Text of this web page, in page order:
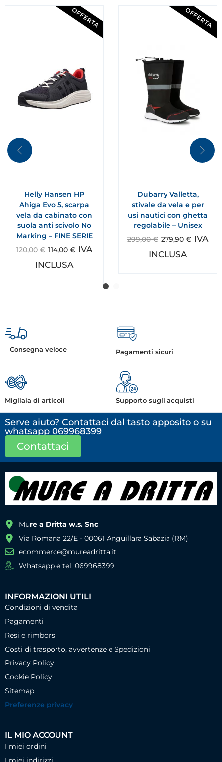
OFFERTA
Helly Hansen HP
Ahiga Evo 5, scarpa
vela da cabinato con
suola anti scivolo No
Marking – FINE SERIE
120,00€ 114,00 € IVA
INCLUSA
OFFERTA
Dubarry Valletta,
stivale da vela e per
usi nautici con ghetta
regolabile – Unisex
299,00€ 279,90 € IVA
INCLUSA
Consegna veloce Pagamenti sicuri
Migliaia di articoli Supporto sugli acquisti
Serve aiuto? Contattaci dal tasto apposito o su
whatsapp 069968399
Contattaci
Mure a Dritta w.s. Snc
Via Romana 22/E - 00061 Anguillara Sabazia (RM)
ecommerce@mureadritta.it
Whatsapp e tel. 069968399
INFORMAZIONI UTILI
Condizioni di vendita
Pagamenti
Resi e rimborsi
Costi di trasporto, avvertenze e Spedizioni
Privacy Policy
Cookie Policy
Sitemap
Preferenze privacy
IL MIO ACCOUNT
I miei ordini